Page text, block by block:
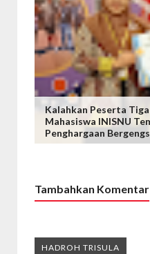
Kalahkan Peserta
Mahasiswa INISNU
Penghargaan
Tambahkan Komentar
HADROH TRISULA